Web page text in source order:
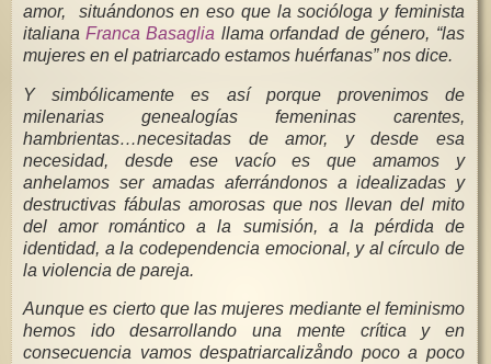
amor, situándonos en eso que la socióloga y feminista
italiana Franca Basaglia llama orfandad de género, “las
mujeres en el patriarcado estamos huérfanas” nos dice.
Y simbólicamente es así porque provenimos de
milenarias genealogías femeninas carentes,
hambrientas…necesitadas de amor, y desde esa
necesidad, desde ese vacío es que amamos y
anhelamos ser amadas aferrándonos a idealizadas y
destructivas fábulas amorosas que nos llevan del mito
del amor romántico a la sumisión, a la pérdida de
identidad, a la codependencia emocional, y al círculo de
la violencia de pareja.
Aunque es cierto que las mujeres mediante el feminismo
hemos ido desarrollando una mente crítica y en
consecuencia vamos despatriarcalizåndo poco a poco